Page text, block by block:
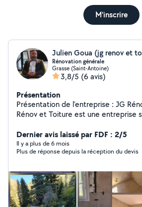
M'inscrire
Julien Goua (jg renov et
Rénovation générale
Grasse (Saint-Antoine)
3,8/5 (6 avis)
Présentation
Présentation de l'entreprise : JG
Rénov et Toiture est une entreprise spécialisée dans la
les particuliers que pour les
notre expérience et de notre savoir-
en charge l'intégralité de vos projets
: Nous proposons un service clé en
équipe qualifiée et polyvalente dans
: Maçonnerie générale Électricité Plomberie Chauffage
et climatisation Carrelage, peinture et revêtements de
Dernier avis laissé par FDF : 2/5
Il y a plus de 6 mois
Plus de réponse depuis la réception du devis